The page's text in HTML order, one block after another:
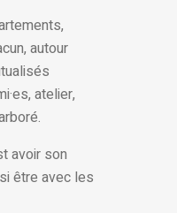
autour
atelier,
avoir son
être avec les